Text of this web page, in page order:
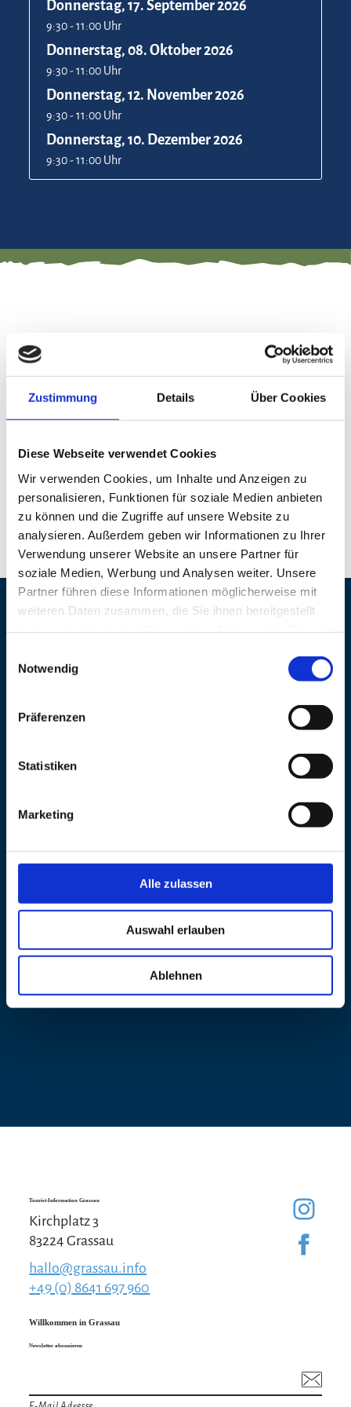
Zustimmung Details Über Cookies
Diese Webseite verwendet Cookies
Wir verwenden Cookies, um Inhalte und Anzeigen zu
personalisieren, Funktionen für soziale Medien anbieten
zu können und die Zugriffe auf unsere Website zu
analysieren. Außerdem geben wir Informationen zu Ihrer
Verwendung unserer Website an unsere Partner für
soziale Medien, Werbung und Analysen weiter. Unsere
Partner führen diese Informationen möglicherweise mit
weiteren Daten zusammen, die Sie ihnen bereitgestellt
Notwendig
Präferenzen
Statistiken
Marketing
Alle zulassen
Auswahl erlauben
Ablehnen
Donnerstag, 17. September 2026
9:30 - 11:00 Uhr
Donnerstag, 08. Oktober 2026
9:30 - 11:00 Uhr
Donnerstag, 12. November 2026
9:30 - 11:00 Uhr
Donnerstag, 10. Dezember 2026
9:30 - 11:00 Uhr
Stärke deine Mitte und erfahre die besondere
Kraft der Kreistänze: Griechisch und
international. Veranstalter: Karin Schmelz, Tel.
01773984140.
Preisinformation
15,00 €
Bitte um Anmeldung unter 0177/3984140.
mehr lesen
Adresse
83224 Grassau-Mietenkam
Willkommen in Grassau
Newsletter abonnieren
Tourist-Information Grassau
Kirchplatz 3
83224 Grassau
hallo@grassau.info
+49 (0) 8641 697 960